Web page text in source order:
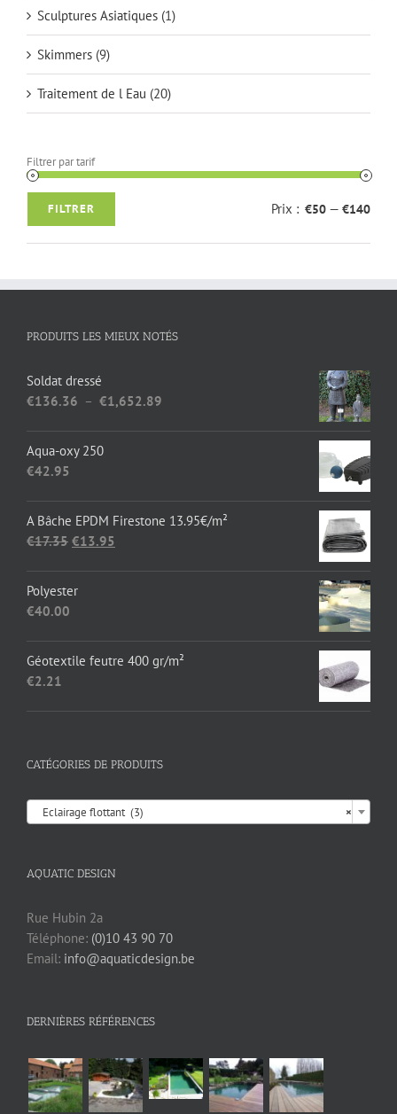
Sculptures Asiatiques (1)
Skimmers (9)
Traitement de l Eau (20)
Filtrer par tarif
FILTRER Prix : €50 — €140
PRODUITS LES MIEUX NOTÉS
Soldat dressé
€136.36 – €1,652.89
€1,652.89
Aqua-oxy 250
€42.95
A Bâche EPDM Firestone 13.95€/m²
€17.35 Le
était :
€13.95
Polyester
€40.00
Géotextile feutre 400 gr/m²
€2.21
CATÉGORIES DE PRODUITS
×
Eclairage flottant (3)
AQUATIC DESIGN
Rue Hubin 2a
Téléphone: (0)10 43 90 70
Email: info@aquaticdesign.be
DERNIÈRES RÉFÉRENCES